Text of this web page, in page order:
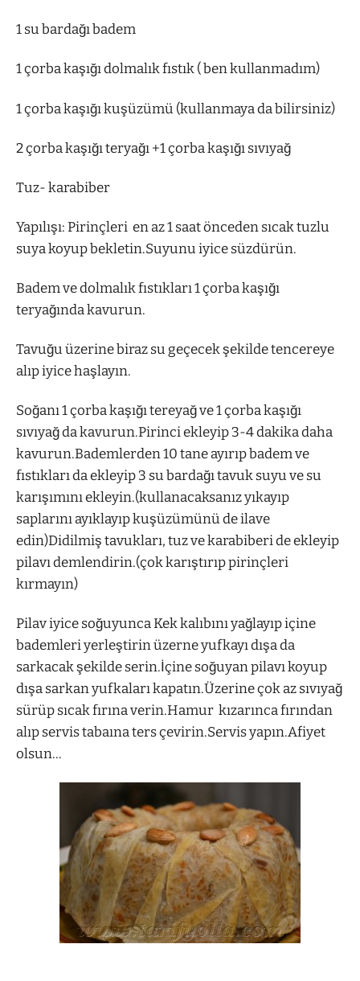
1 su bardağı badem
1 çorba kaşığı dolmalık fıstık ( ben kullanmadım)
1 çorba kaşığı kuşüzümü (kullanmaya da bilirsiniz)
2 çorba kaşığı teryağı +1 çorba kaşığı sıvıyağ
Tuz- karabiber
Yapılışı: Pirinçleri en az 1 saat önceden sıcak tuzlu
suya koyup bekletin.Suyunu iyice süzdürün.
Badem ve dolmalık fıstıkları 1 çorba kaşığı
teryağında kavurun.
Tavuğu üzerine biraz su geçecek şekilde tencereye
alıp iyice haşlayın.
Soğanı 1 çorba kaşığı tereyağ ve 1 çorba kaşığı
sıvıyağ da kavurun.Pirinci ekleyip 3-4 dakika daha
kavurun.Bademlerden 10 tane ayırıp badem ve
fıstıkları da ekleyip 3 su bardağı tavuk suyu ve su
karışımını ekleyin.(kullanacaksanız yıkayıp
saplarını ayıklayıp kuşüzümünü de ilave
edin)Didilmiş tavukları, tuz ve karabiberi de ekleyip
pilavı demlendirin.(çok karıştırıp pirinçleri
kırmayın)
Pilav iyice soğuyunca Kek kalıbını yağlayıp içine
bademleri yerleştirin üzerne yufkayı dışa da
sarkacak şekilde serin.İçine soğuyan pilavı koyup
dışa sarkan yufkaları kapatın.Üzerine çok az sıvıyağ
sürüp sıcak fırına verin.Hamur kızarınca fırından
alıp servis tabaına ters çevirin.Servis yapın.Afiyet
olsun…